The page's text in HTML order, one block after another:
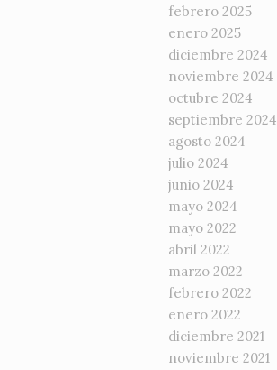
febrero 2025
enero 2025
diciembre 2024
noviembre 2024
octubre 2024
septiembre 2024
agosto 2024
julio 2024
junio 2024
mayo 2024
mayo 2022
abril 2022
marzo 2022
febrero 2022
enero 2022
diciembre 2021
noviembre 2021